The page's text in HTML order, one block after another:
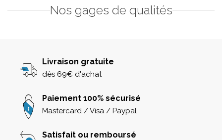
Nos gages de qualités
Livraison gratuite
dès 69€ d'achat
Paiement 100% sécurisé
Mastercard / Visa / Paypal
Satisfait ou remboursé